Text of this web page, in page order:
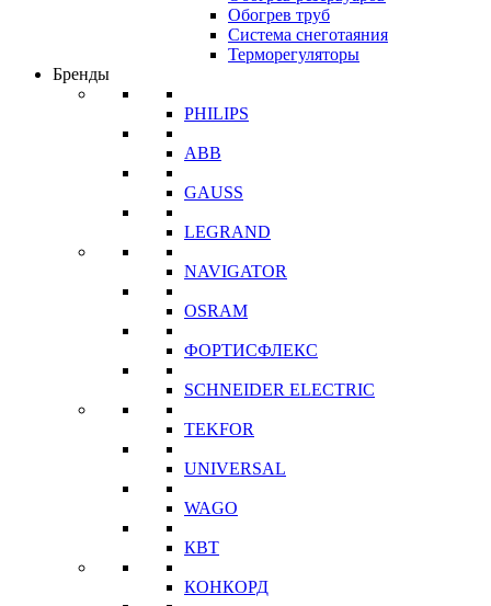
Обогрев труб
Система снеготаяния
Терморегуляторы
Бренды
PHILIPS
ABB
GAUSS
LEGRAND
NAVIGATOR
OSRAM
ФОРТИСФЛЕКС
SCHNEIDER ELECTRIC
TEKFOR
UNIVERSAL
WAGO
КВТ
КОНКОРД